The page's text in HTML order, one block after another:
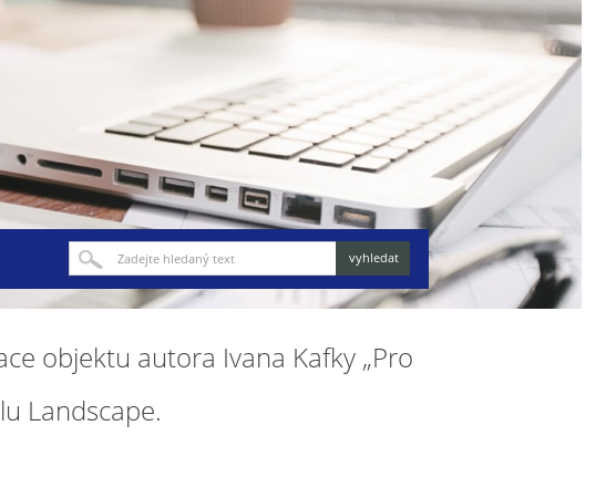
objektu autora Ivana Kafky „Pro
Landscape.